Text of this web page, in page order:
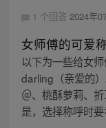
1 个回答 2024年
女师傅的可爱
以下为一些给女
darling（亲爱的
＠、桃酥萝莉、
是，选择称呼时